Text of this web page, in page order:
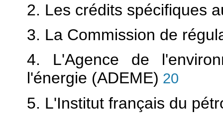
2. Les crédits spécifiques
3. La Commission de
4. L'Agence de
l'énergie (ADEME) 20
5. L'Institut français du